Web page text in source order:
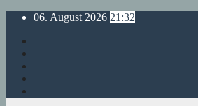
Skip
content
06. August 2026 21:32